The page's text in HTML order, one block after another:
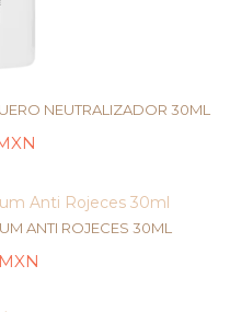
NEUTRALIZADOR 30ML
ANTI ROJECES 30ML
MXN